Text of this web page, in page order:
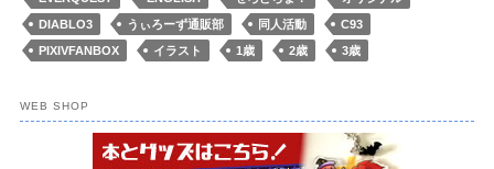
DIABLO3
うぃろーず通販部 同人活動
C93
PIXIVFANBOX
イラスト 1歳 2歳 3歳
WEB SHOP